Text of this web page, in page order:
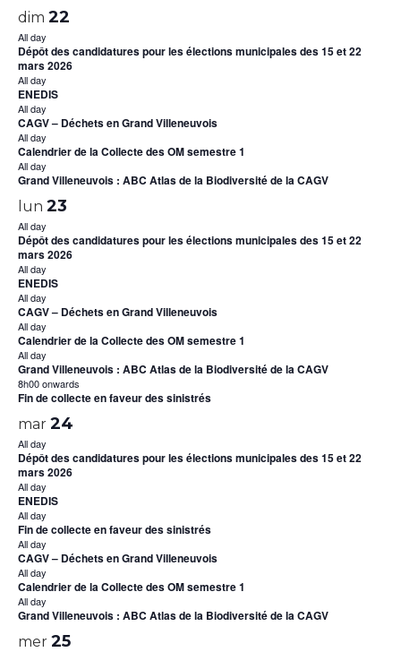
dim 22
All day
Dépôt des candidatures pour les élections municipales des 15 et 22
mars 2026
All day
ENEDIS
All day
CAGV – Déchets en Grand Villeneuvois
All day
Calendrier de la Collecte des OM semestre 1
All day
Grand Villeneuvois : ABC Atlas de la Biodiversité de la CAGV
lun 23
All day
Dépôt des candidatures pour les élections municipales des 15 et 22
mars 2026
All day
ENEDIS
All day
CAGV – Déchets en Grand Villeneuvois
All day
Calendrier de la Collecte des OM semestre 1
All day
Grand Villeneuvois : ABC Atlas de la Biodiversité de la CAGV
8h00 onwards
Fin de collecte en faveur des sinistrés
mar 24
All day
Dépôt des candidatures pour les élections municipales des 15 et 22
mars 2026
All day
ENEDIS
All day
Fin de collecte en faveur des sinistrés
All day
CAGV – Déchets en Grand Villeneuvois
All day
Calendrier de la Collecte des OM semestre 1
All day
Grand Villeneuvois : ABC Atlas de la Biodiversité de la CAGV
mer 25